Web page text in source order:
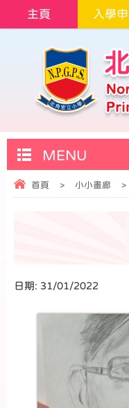
主頁 入學
MENU
首頁 > 小小畫廊 >
日期: 31/01/2022